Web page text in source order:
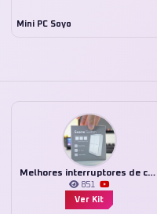
Mini PC Soyo
Melhores interruptores de cena
851
Ver Kit